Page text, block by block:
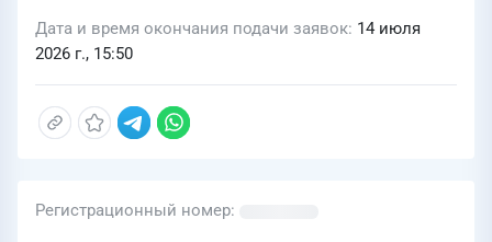
Дата и время окончания подачи заявок 14 июля
2026 г., 15:50
Регистрационный номер